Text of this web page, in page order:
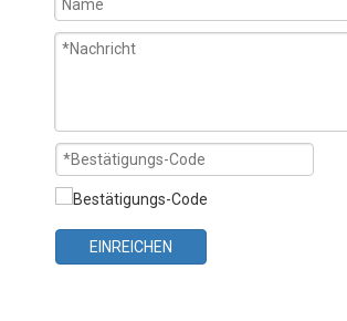
EINREICHEN